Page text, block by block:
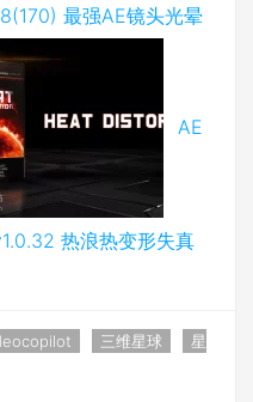
最强AE镜头光晕
AE
热浪热变形失真
三维星球
星